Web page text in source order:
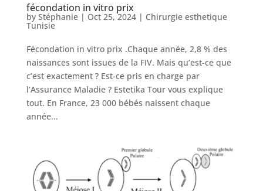
Nos
Tarifs
chirurgies
fécondation in vitro prix
by Stéphanie| Oct 25, 2024| Chirurgie esthetique
Tunisie
Fécondation in vitro prix .Chaque année, 2,8 % des
naissances sont issues de la FIV. Mais qu’est-ce que
c’est exactement ? Est-ce pris en charge par
l’Assurance Maladie ? Estetika Tour vous explique
tout. En France, 23 000 bébés naissent chaque
année...